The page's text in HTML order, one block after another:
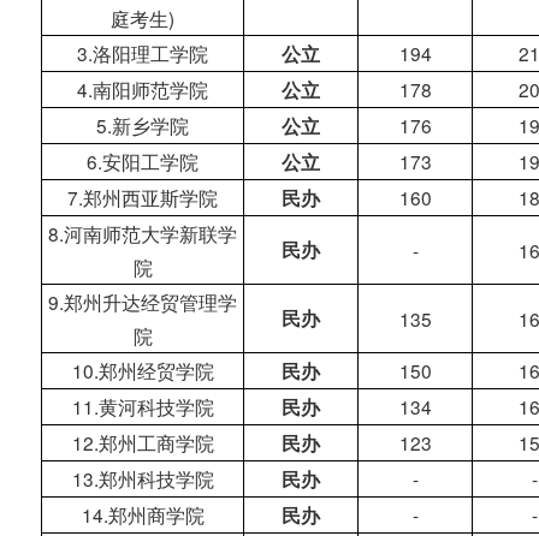
庭考生)
3.洛阳理工学院 公立 194
4.南阳师范学院
公立 178
5.新乡学院
公立 176
6.安阳工学院
公立 173
7.郑州西亚斯学院
民办 160
8.河南师范大学新联学
院
民办 -
9.郑州升达经贸管理学
院
民办 135
10.郑州经贸学院
民办 150
11.黄河科技学院
民办 134
12.郑州工商学院
民办 123
13.郑州科技学院
民办 -
-
14.郑州商学院
民办 -
-